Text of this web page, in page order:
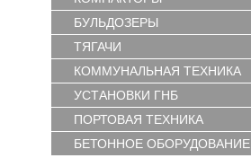
БУЛЬДОЗЕРЫ
ТЯГАЧИ
КОММУНАЛЬНАЯ ТЕХНИКА
УСТАНОВКИ ГНБ
ПОРТОВАЯ ТЕХНИКА
БЕТОННОЕ ОБОРУДОВАНИЕ